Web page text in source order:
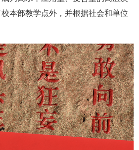
本部教学点外，并根据社会和单位